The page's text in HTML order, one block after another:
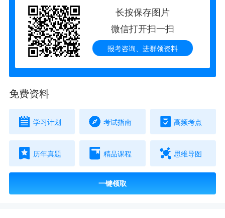
长按保存图片
微信打开扫一扫
报考咨询、进群领资料
免费资料
学习计划 考试指南 高频考点
历年真题 精品课程 思维导图
一键领取